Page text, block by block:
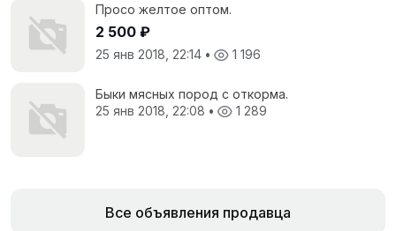
Просо желтое оптом.
2 500 ₽
25 янв 2018, 22:14 • 1 196
Быки мясных пород с откорма.
25 янв 2018, 22:08 • 1 289
Все объявления продавца